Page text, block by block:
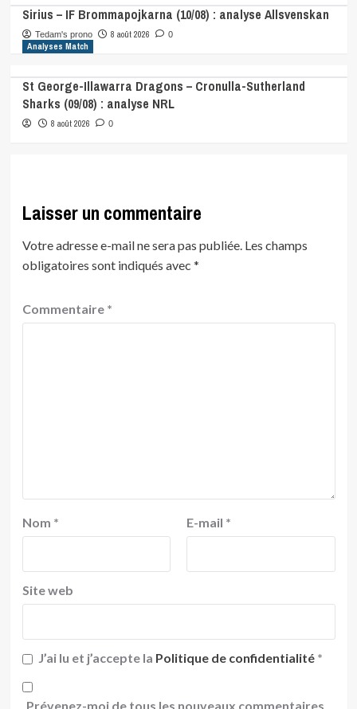
Sirius – IF Brommapojkarna (10/08) : analyse Allsvenskan
Tedam's prono 8 août 2026 0
Analyses Match
St George-Illawarra Dragons – Cronulla-Sutherland
Sharks (09/08) : analyse NRL
8 août 2026 0
Laisser un commentaire
Votre adresse e-mail ne sera pas publiée. Les champs
obligatoires sont indiqués avec *
Commentaire *
Nom * E-mail *
Site web
J’ai lu et j’accepte la Politique de confidentialité *
Prévenez-moi de tous les nouveaux commentaires